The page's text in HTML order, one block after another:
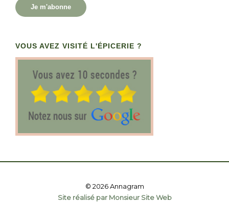
Je m'abonne
VOUS AVEZ VISITÉ L'ÉPICERIE ?
© 2026 Annagram
Site réalisé par Monsieur Site Web